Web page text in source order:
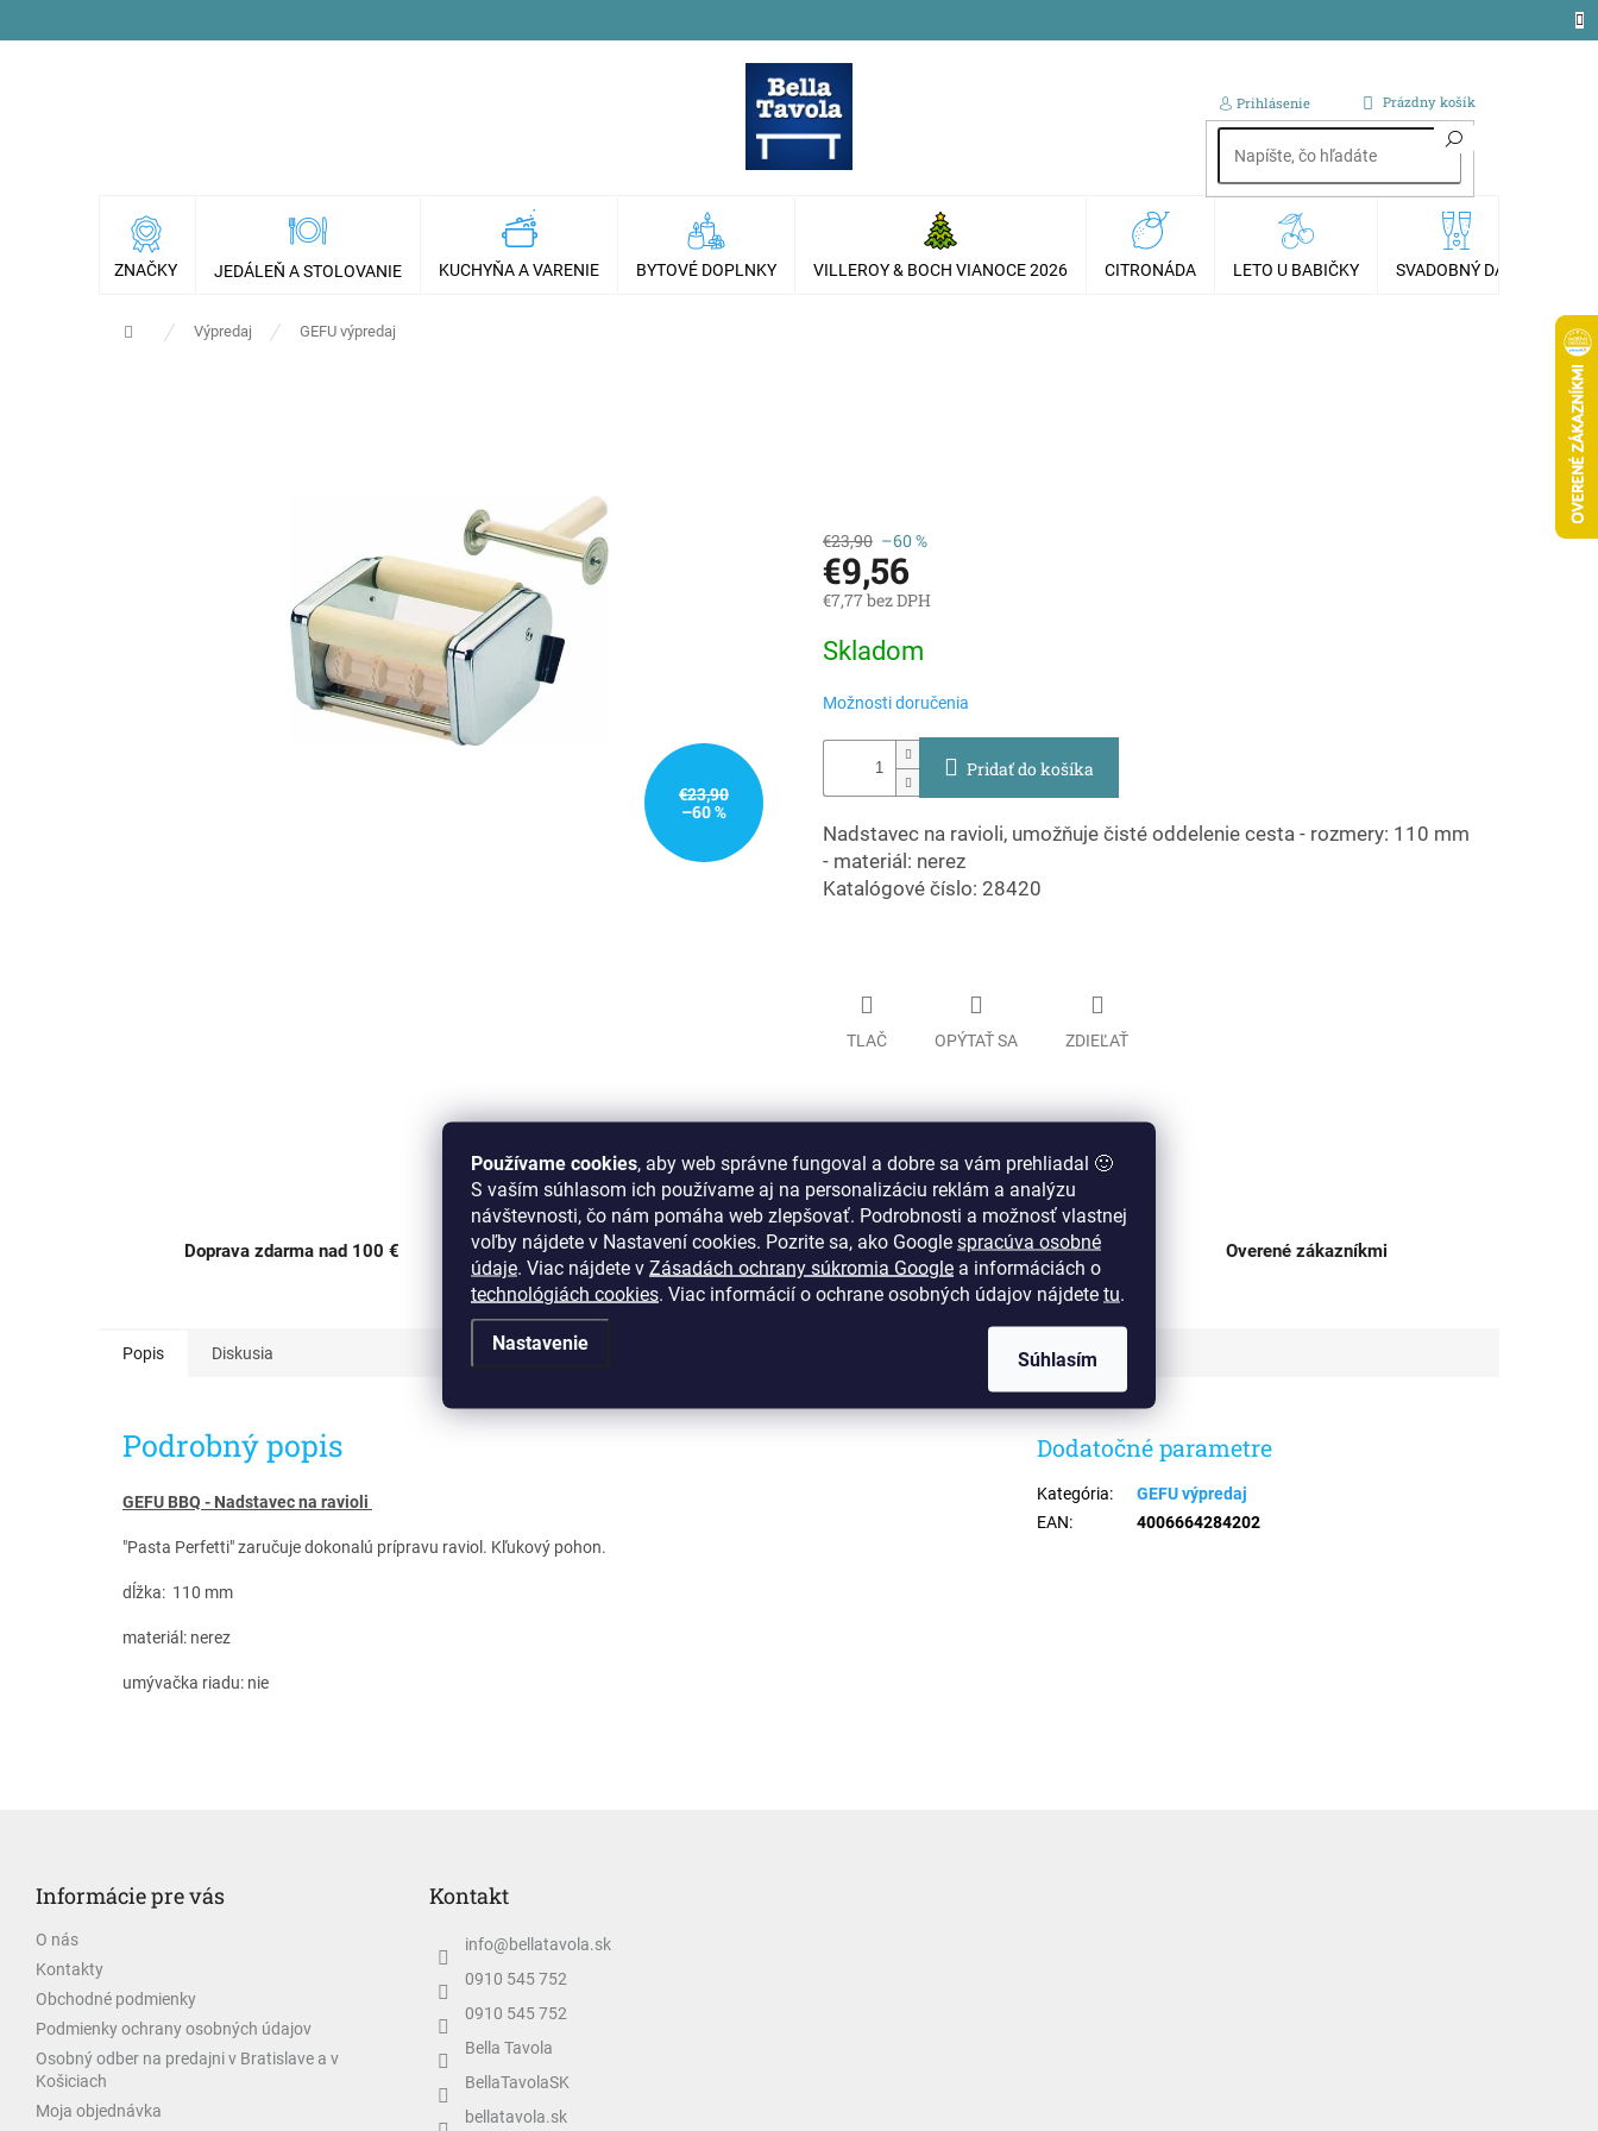
Používame cookies, aby web správne fungoval a dobre sa vám prehliadal 🙂
S vaším súhlasom ich používame aj na personalizáciu reklám a analýzu
návštevnosti, čo nám pomáha web zlepšovať. Podrobnosti a možnosť vlastnej
voľby nájdete v Nastavení cookies. Pozrite sa, ako Google spracúva osobné
údaje. Viac nájdete v Zásadách ochrany súkromia Google a informáciách o
technológiách cookies. Viac informácií o ochrane osobných údajov nájdete tu.
Nastavenie
Súhlasím
Prihlásenie
NÁKUPNÝ
KOŠÍK
Prázdny košík
ZNAČKY JEDÁLEŇ A STOLOVANIE KUCHYŇA A VARENIE BYTOVÉ DOPLNKY VILLEROY & BOCH VIANOCE 2026 CITRONÁDA LETO U BABIČKY SVADOBNÝ DAR
Domov Výpredaj GEFU výpredaj
€23,90
–60 %
€23,90 –60 %
€9,56
€7,77 bez DPH
cena:
Skladom
Možnosti doručenia
Pridať do košíka
Nadstavec na ravioli, umožňuje čisté oddelenie cesta - rozmery: 110 mm
- materiál: nerez
Katalógové číslo: 28420
TLAČ OPÝTAŤ SA ZDIEĽAŤ
Doprava zdarma nad 100 € 2 kamenné predajne
OC Avion Bratislava, OC Optima Košice
Osobný odber možný na predajni Overené zákazníkmi
Popis Diskusia
Podrobný popis
GEFU BBQ - Nadstavec na ravioli
"Pasta Perfetti" zaručuje dokonalú prípravu raviol. Kľukový pohon.
dĺžka: 110 mm
materiál: nerez
umývačka riadu: nie
Dodatočné parametre
Kategória:
GEFU výpredaj
EAN: 4006664284202
Informácie pre vás
O nás
Kontakty
Obchodné podmienky
Podmienky ochrany osobných údajov
Osobný odber na predajni v Bratislave a v
Košiciach
Moja objednávka
Kontakt
info@bellatavola.sk
0910 545 752
0910 545 752
Bella Tavola
BellaTavolaSK
bellatavola.sk